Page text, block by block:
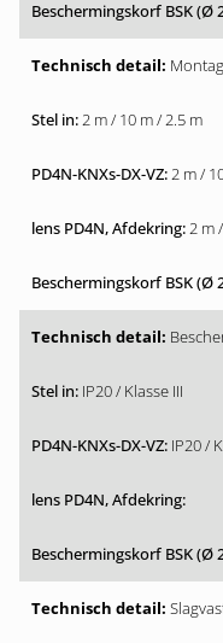
2 m / 10 m / 2.5 m
2 m /
2 m
IP20 / Klasse III
IP20 /